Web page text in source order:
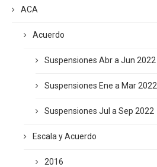
ACA
Acuerdo
Suspensiones Abr a Jun 2022
Suspensiones Ene a Mar 2022
Suspensiones Jul a Sep 2022
Escala y Acuerdo
2016